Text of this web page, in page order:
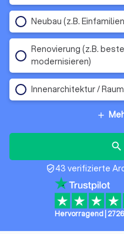
Neubau (z.B.
Renovierung (z.B.
modernisieren)
Innenarchitektur /
add
search
verified_user43 verifizierte
Hervorragend 2726